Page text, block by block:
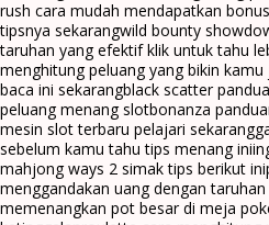
rush cara mudah mendapatkan
tipsnya sekarangwild bounty
taruhan yang efektif klik untuk tahu
menghitung peluang yang bikin
baca ini sekarangblack scatter
peluang menang slotbonanza
mesin slot terbaru pelajari sekarang
sebelum kamu tahu tips menang ini
mahjong ways 2 simak tips berikut ini
menggandakan uang dengan
memenangkan pot besar di meja